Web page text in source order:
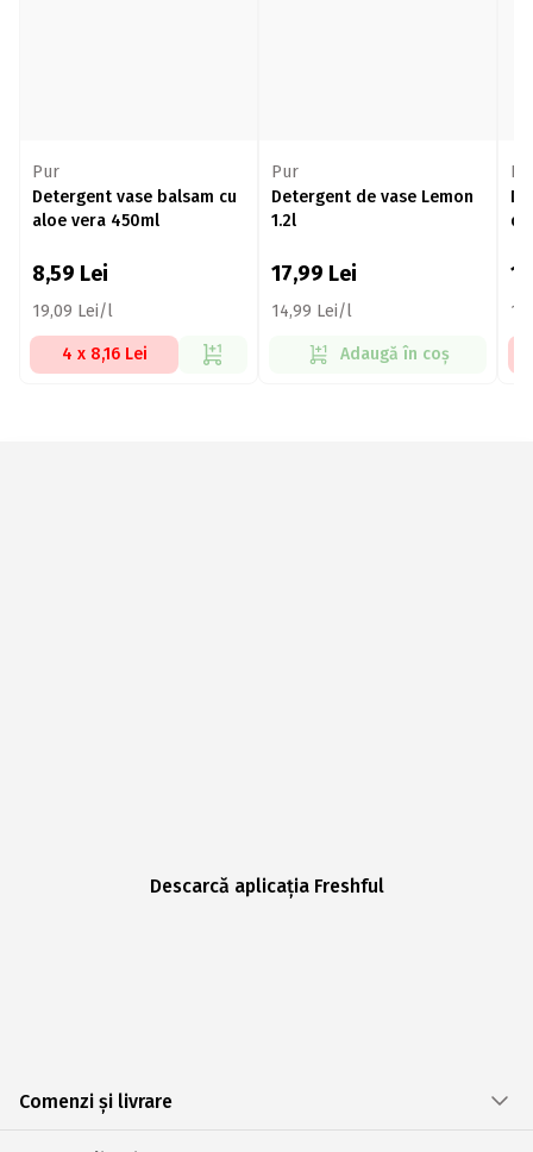
Pur
Detergent vase balsam cu
aloe vera 450ml
8,59 Lei
19,09 Lei/l
4 x 8,16 Lei
Pur
Detergent de vase Lemon
1.2l
17,99 Lei
14,99 Lei/l
Adaugă în coș
Descarcă aplicația Freshful
Comenzi și livrare